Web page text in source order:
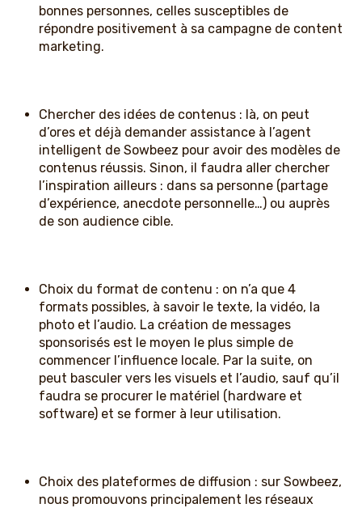
bonnes personnes, celles susceptibles de
répondre positivement à sa campagne de content
marketing.
Chercher des idées de contenus : là, on peut
d’ores et déjà demander assistance à l’agent
intelligent de Sowbeez pour avoir des modèles de
contenus réussis. Sinon, il faudra aller chercher
l’inspiration ailleurs : dans sa personne (partage
d’expérience, anecdote personnelle…) ou auprès
de son audience cible.
Choix du format de contenu : on n’a que 4
formats possibles, à savoir le texte, la vidéo, la
photo et l’audio. La création de messages
sponsorisés est le moyen le plus simple de
commencer l’influence locale. Par la suite, on
peut basculer vers les visuels et l’audio, sauf qu’il
faudra se procurer le matériel (hardware et
software) et se former à leur utilisation.
Choix des plateformes de diffusion : sur Sowbeez,
nous promouvons principalement les réseaux